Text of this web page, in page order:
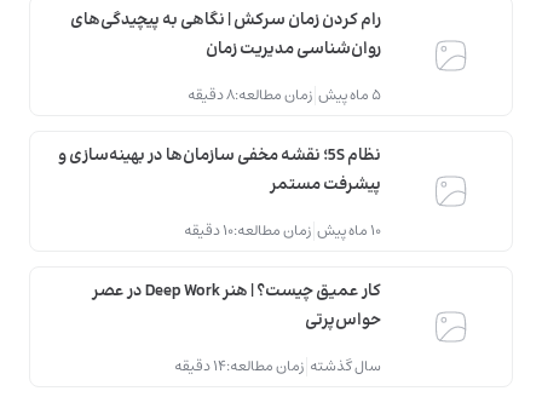
رام کردن زمان سرکش | نگاهی به پیچیدگی‌های
روان‌شناسی مدیریت زمان
5 ماه پیش زمان مطالعه:8 دقیقه
نظام 5S؛ نقشه مخفی سازمان‌ها در بهینه‌سازی و
پیشرفت مستمر
10 ماه پیش زمان مطالعه:10 دقیقه
کار عمیق چیست؟ | هنر Deep Work در عصر
حواس‌پرتی
سال گذشته زمان مطالعه:14 دقیقه